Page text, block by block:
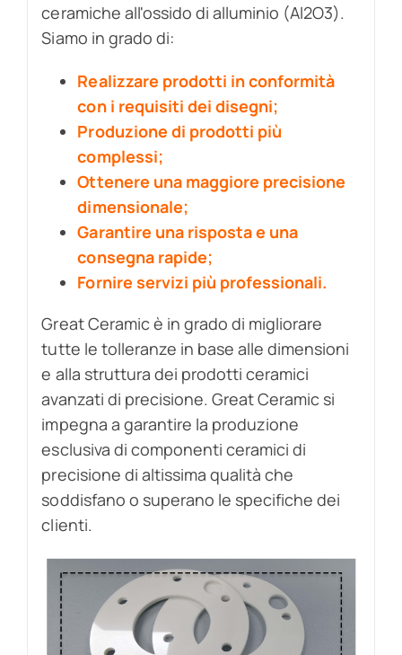
ceramiche all'ossido di alluminio (Al2O3).
Siamo in grado di:
Realizzare prodotti in conformità
con i requisiti dei disegni;
Produzione di prodotti più
complessi;
Ottenere una maggiore precisione
dimensionale;
Garantire una risposta e una
consegna rapide;
Fornire servizi più professionali.
Great Ceramic è in grado di migliorare
tutte le tolleranze in base alle dimensioni
e alla struttura dei prodotti ceramici
avanzati di precisione. Great Ceramic si
impegna a garantire la produzione
esclusiva di componenti ceramici di
precisione di altissima qualità che
soddisfano o superano le specifiche dei
clienti.